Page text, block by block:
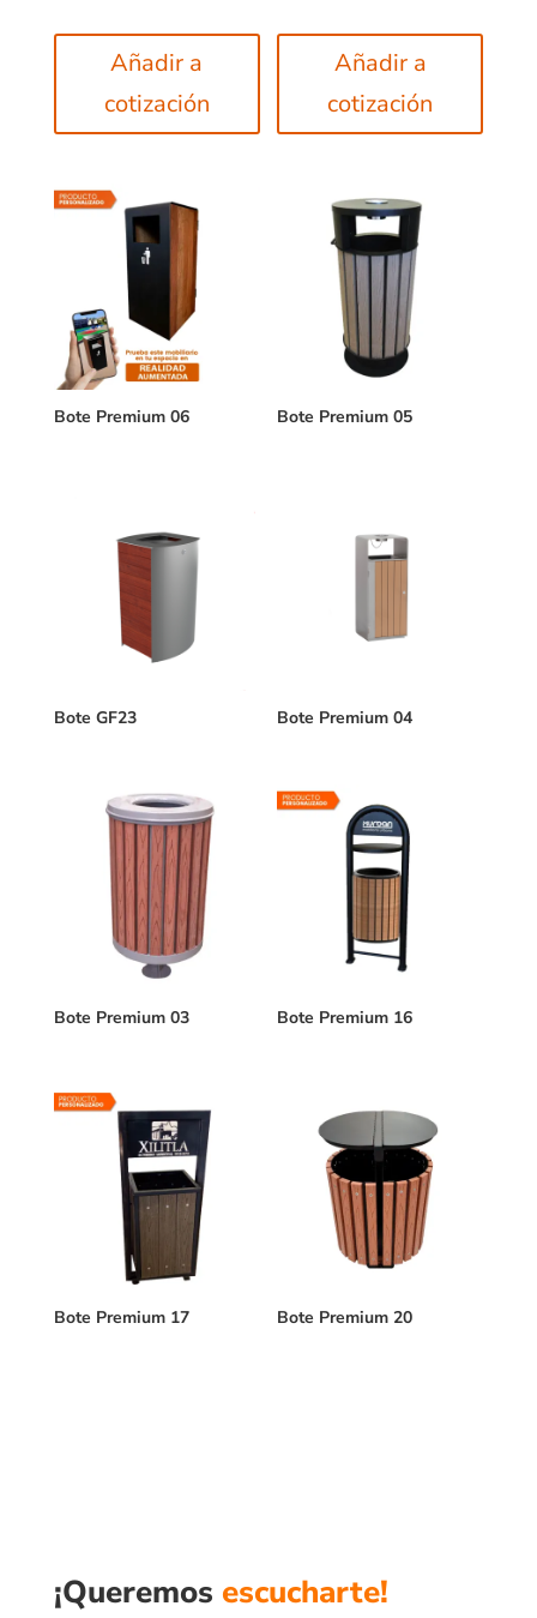
Añadir a
cotización
Añadir a
cotización
Bote Premium 06 Bote Premium 05
Bote GF23 Bote Premium 04
Bote Premium 03 Bote Premium 16
Bote Premium 17 Bote Premium 20
¡Queremos escucharte!